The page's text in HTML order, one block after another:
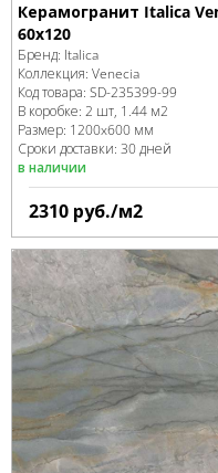
Керамогранит Italica
60х120
Бренд: Italica
Коллекция: Venecia
Код товара: SD-235399-99
В коробке: 2 шт, 1.44 м2
Размер: 1200x600 мм
Сроки доставки: 30 дней
в наличии
2310 руб./м2